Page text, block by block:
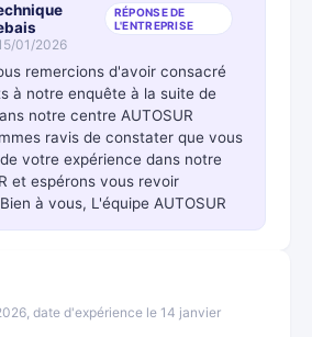
RÉPONSE DE
L'ENTREPRISE
01/2026
remercions d'avoir consacré
à notre enquête à la suite de
notre centre AUTOSUR
ravis de constater que vous
votre expérience dans notre
et espérons vous revoir
à vous, L'équipe AUTOSUR
date d'expérience le 14 janvier